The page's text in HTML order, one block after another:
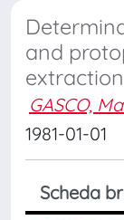
and
GASCO,
1981-01-01
Scheda